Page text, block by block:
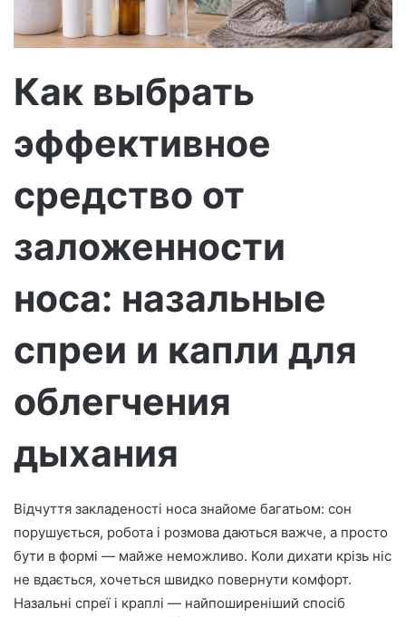
Как выбрать
эффективное
средство от
заложенности
носа: назальные
спреи и капли для
облегчения
дыхания
Відчуття закладеності носа знайоме багатьом: сон
порушується, робота і розмова даються важче, а просто
бути в формі — майже неможливо. Коли дихати крізь ніс
не вдається, хочеться швидко повернути комфорт.
Назальні спреї і краплі — найпоширеніший спосіб